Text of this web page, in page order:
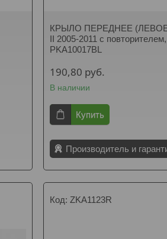
КРЫЛО ПЕРЕДНЕЕ
II 2005-2011 с повторителем,
PKA10017BL
190,80 руб.
В наличии
Купить
Производитель и
ZKA1123R